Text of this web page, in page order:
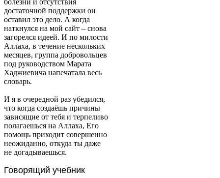
болезни и отсутствия
достаточной поддержки он
оставил это дело. А когда
наткнулся на мой сайт – снова
загорелся идеей. И по милости
Аллаха, в течение нескольких
месяцев, группа добровольцев
под руководством Марата
Хаджиевича напечатала весь
словарь.
И я в очередной раз убедился,
что когда создаёшь причины
зависящие от тебя и терпеливо
полагаешься на Аллаха, Его
помощь приходит совершенно
неожиданно, откуда ты даже
не догадываешься.
Говорящий учебник